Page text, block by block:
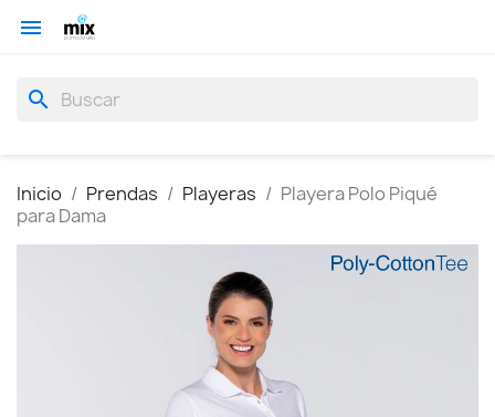

search
Inicio Prendas Playeras
Playera Polo Piqué
para Dama